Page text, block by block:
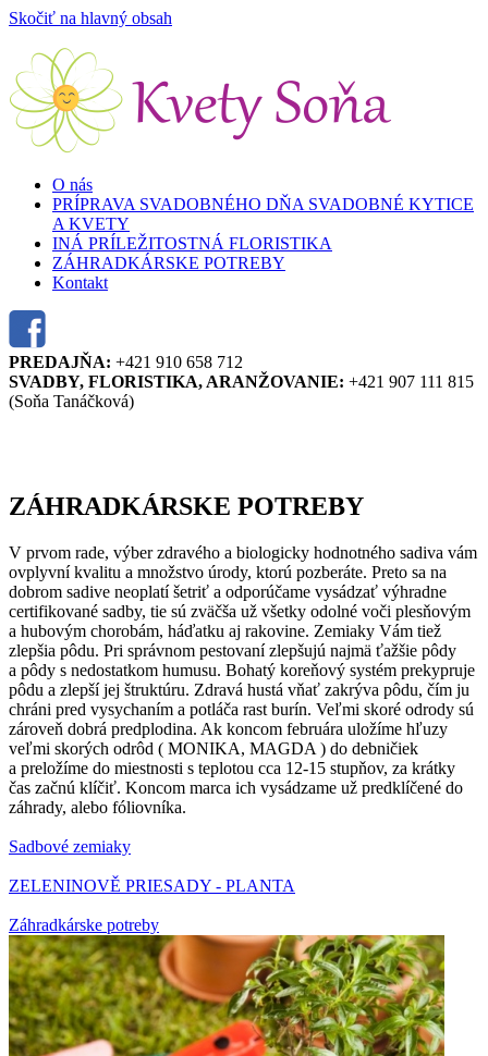
Skočiť na hlavný obsah
O nás
PRÍPRAVA SVADOBNÉHO DŇA SVADOBNÉ KYTICE
A KVETY
INÁ PRÍLEŽITOSTNÁ FLORISTIKA
ZÁHRADKÁRSKE POTREBY
Kontakt
PREDAJŇA: +421 910 658 712
SVADBY, FLORISTIKA, ARANŽOVANIE: +421 907 111 815
(Soňa Tanáčková)
ZÁHRADKÁRSKE POTREBY
V prvom rade, výber zdravého a biologicky hodnotného sadiva vám
ovplyvní kvalitu a množstvo úrody, ktorú pozberáte. Preto sa na
dobrom sadive neoplatí šetriť a odporúčame vysádzať výhradne
certifikované sadby, tie sú zväčša už všetky odolné voči plesňovým
a hubovým chorobám, háďatku aj rakovine. Zemiaky Vám tiež
zlepšia pôdu. Pri správnom pestovaní zlepšujú najmä ťažšie pôdy
a pôdy s nedostatkom humusu. Bohatý koreňový systém prekypruje
pôdu a zlepší jej štruktúru. Zdravá hustá vňať zakrýva pôdu, čím ju
chráni pred vysychaním a potláča rast burín. Veľmi skoré odrody sú
zároveň dobrá predplodina. Ak koncom februára uložíme hľuzy
veľmi skorých odrôd ( MONIKA, MAGDA ) do debničiek
a preložíme do miestnosti s teplotou cca 12-15 stupňov, za krátky
čas začnú klíčiť. Koncom marca ich vysádzame už predklíčené do
záhrady, alebo fóliovníka.
Sadbové zemiaky
ZELENINOVĚ PRIESADY - PLANTA
Záhradkárske potreby